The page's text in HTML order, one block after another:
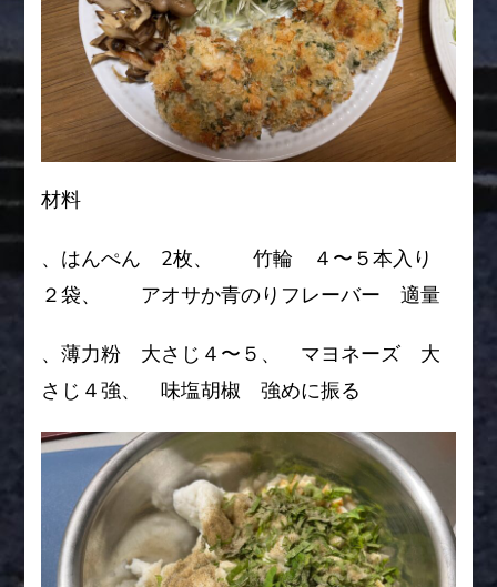
の
夕
食)
材料
、はんぺん 2枚、 竹輪 ４〜５本入り
２袋、 アオサか青のりフレーバー 適量
、薄力粉 大さじ４〜５、 マヨネーズ 大
さじ４強、 味塩胡椒 強めに振る